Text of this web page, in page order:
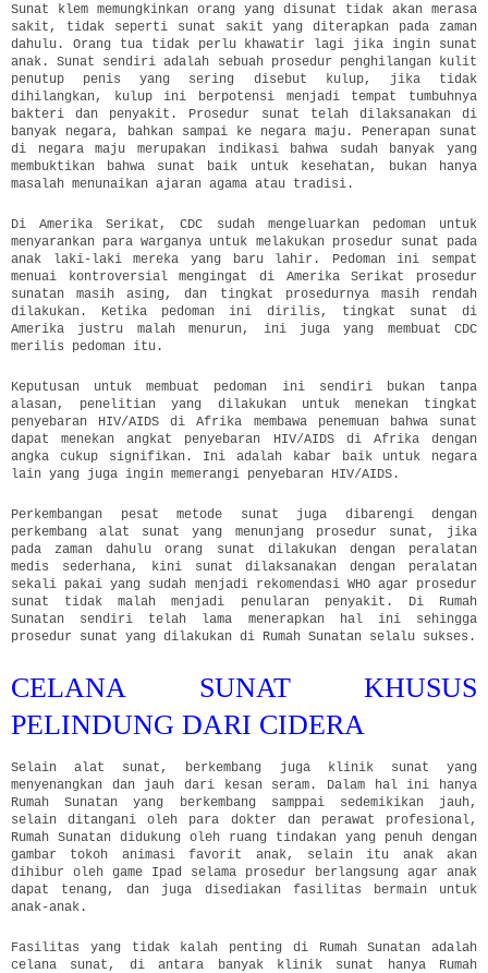
Sunat klem memungkinkan orang yang disunat tidak akan merasa
sakit, tidak seperti sunat sakit yang diterapkan pada zaman
dahulu. Orang tua tidak perlu khawatir lagi jika ingin sunat
anak. Sunat sendiri adalah sebuah prosedur penghilangan kulit
penutup penis yang sering disebut kulup, jika tidak
dihilangkan, kulup ini berpotensi menjadi tempat tumbuhnya
bakteri dan penyakit. Prosedur sunat telah dilaksanakan di
banyak negara, bahkan sampai ke negara maju. Penerapan sunat
di negara maju merupakan indikasi bahwa sudah banyak yang
membuktikan bahwa sunat baik untuk kesehatan, bukan hanya
masalah menunaikan ajaran agama atau tradisi.
Di Amerika Serikat, CDC sudah mengeluarkan pedoman untuk
menyarankan para warganya untuk melakukan prosedur sunat pada
anak laki-laki mereka yang baru lahir. Pedoman ini sempat
menuai kontroversial mengingat di Amerika Serikat prosedur
sunatan masih asing, dan tingkat prosedurnya masih rendah
dilakukan. Ketika pedoman ini dirilis, tingkat sunat di
Amerika justru malah menurun, ini juga yang membuat CDC
merilis pedoman itu.
Keputusan untuk membuat pedoman ini sendiri bukan tanpa
alasan, penelitian yang dilakukan untuk menekan tingkat
penyebaran HIV/AIDS di Afrika membawa penemuan bahwa sunat
dapat menekan angkat penyebaran HIV/AIDS di Afrika dengan
angka cukup signifikan. Ini adalah kabar baik untuk negara
lain yang juga ingin memerangi penyebaran HIV/AIDS.
Perkembangan pesat metode sunat juga dibarengi dengan
perkembang alat sunat yang menunjang prosedur sunat, jika
pada zaman dahulu orang sunat dilakukan dengan peralatan
medis sederhana, kini sunat dilaksanakan dengan peralatan
sekali pakai yang sudah menjadi rekomendasi WHO agar prosedur
sunat tidak malah menjadi penularan penyakit. Di Rumah
Sunatan sendiri telah lama menerapkan hal ini sehingga
prosedur sunat yang dilakukan di Rumah Sunatan selalu sukses.
CELANA SUNAT KHUSUS
PELINDUNG DARI CIDERA
Selain alat sunat, berkembang juga klinik sunat yang
menyenangkan dan jauh dari kesan seram. Dalam hal ini hanya
Rumah Sunatan yang berkembang samppai sedemikikan jauh,
selain ditangani oleh para dokter dan perawat profesional,
Rumah Sunatan didukung oleh ruang tindakan yang penuh dengan
gambar tokoh animasi favorit anak, selain itu anak akan
dihibur oleh game Ipad selama prosedur berlangsung agar anak
dapat tenang, dan juga disediakan fasilitas bermain untuk
anak-anak.
Fasilitas yang tidak kalah penting di Rumah Sunatan adalah
celana sunat, di antara banyak klinik sunat hanya Rumah